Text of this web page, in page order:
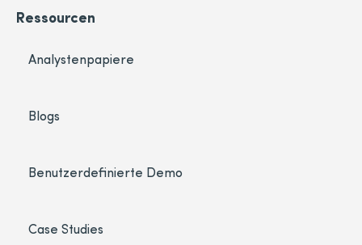
Ressourcen
Analystenpapiere
Blogs
Benutzerdefinierte Demo
Case Studies